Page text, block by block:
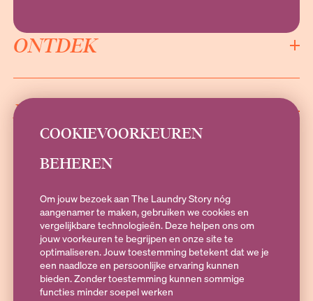
ONTDEK
INFORMATIE
SOCIALS
Heb je vragen?
Stuur een e-mail naarhallo@theLaundryStory.nlof Whatsapp naar
+316 19 79 25 10. Bereikbaar op Maandag t/m vrijdag 09:00-17:00
COOKIEVOORKEUREN
BEHEREN
Om jouw bezoek aan The Laundry Story nóg
aangenamer te maken, gebruiken we cookies en
vergelijkbare technologieën. Deze helpen ons om
jouw voorkeuren te begrijpen en onze site te
optimaliseren. Jouw toestemming betekent dat we je
een naadloze en persoonlijke ervaring kunnen
bieden. Zonder toestemming kunnen sommige
functies minder soepel werken